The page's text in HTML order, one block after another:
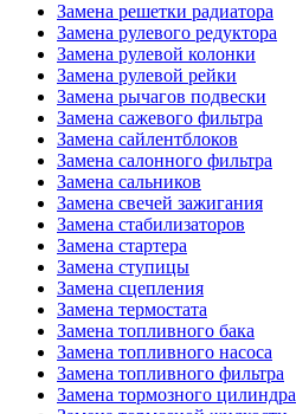
Замена решетки радиатора
Замена рулевого редуктора
Замена рулевой колонки
Замена рулевой рейки
Замена рычагов подвески
Замена сажевого фильтра
Замена сайлентблоков
Замена салонного фильтра
Замена сальников
Замена свечей зажигания
Замена стабилизаторов
Замена стартера
Замена ступицы
Замена сцепления
Замена термостата
Замена топливного бака
Замена топливного насоса
Замена топливного фильтра
Замена тормозного цилиндра